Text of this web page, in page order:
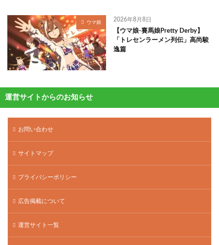
ウマ娘 2026年8月8日
【ウマ娘-賽馬娘Pretty Derby】
「トレセンラーメン列伝」高尚駿
逸篇
運営サイトからのお知らせ
お問い合わせ
サイトマップ
プライバシーポリシー
広告掲載について
運営サイト一覧